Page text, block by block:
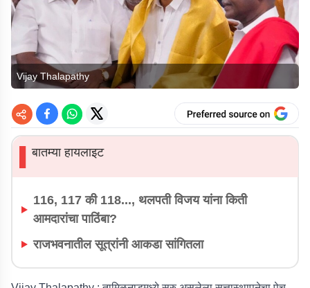
Vijay Thalapathy
▌बातम्या हायलाइट
116, 117 की 118..., थलपती विजय यांना किती
आमदारांचा पाठिंबा?
राजभवनातील सूत्रांनी आकडा सांगितला